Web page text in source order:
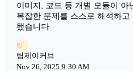
이미지, 코드 등 개별 모듈이 아
복잡한 문제를 스스로 해석하고
됐습니다.
팀
팀제이커브
Nov 26, 2025 9:30 AM